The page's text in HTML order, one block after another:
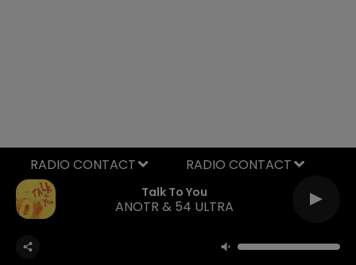
Talk To You
ANOTR & 54 ULTRA
RADIO CONTACT